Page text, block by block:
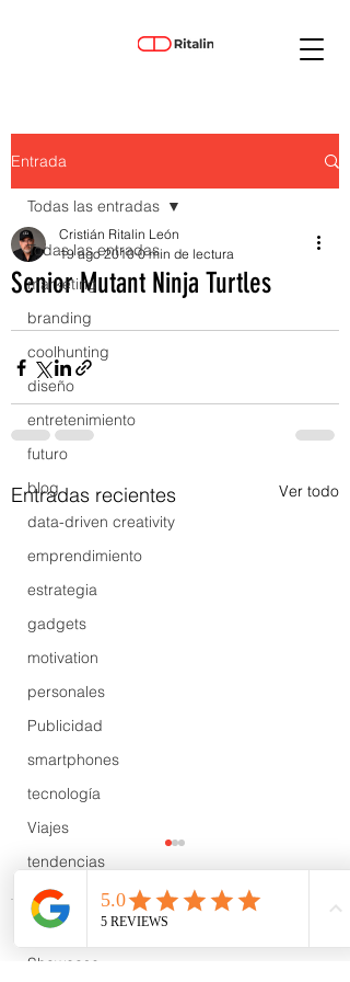
Entrada
Todas las entradas
marketing
branding
coolhunting
diseño
entretenimiento
futuro
blog
data-driven creativity
emprendimiento
estrategia
gadgets
motivation
personales
Publicidad
smartphones
tecnología
Viajes
tendencias
Wow
B2B
Showcase
Todas las entradas
Senior Mutant Ninja Turtles
Cristián Ritalin León
19 ago 2010 0 min de lectura
Entradas recientes Ver todo
Comentarios